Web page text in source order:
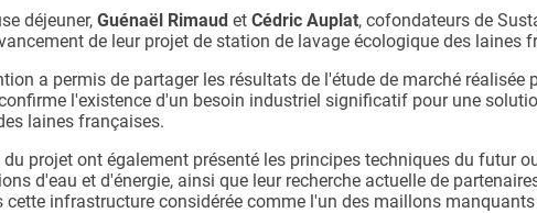
déjeuner, Guénaël Rimaud et Cédric Auplat, cofondateurs de
de leur projet de station de lavage écologique des laines
a permis de partager les résultats de l'étude de marché
l'existence d'un besoin industriel significatif pour une
laines françaises.
du projet ont également présenté les principes techniques du futur
d'eau et d'énergie, ainsi que leur recherche actuelle de
cette infrastructure considérée comme l'un des maillons